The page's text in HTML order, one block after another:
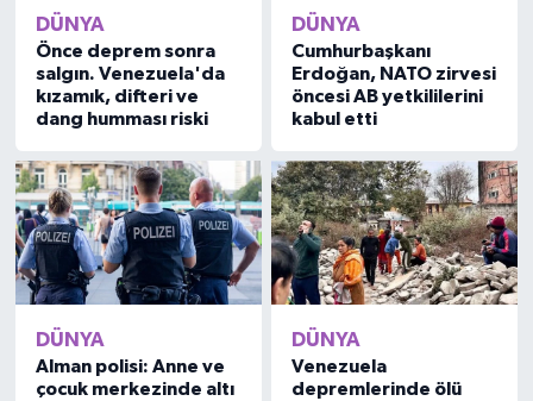
DÜNYA
Önce deprem sonra
salgın. Venezuela'da
kızamık, difteri ve
dang humması riski
DÜNYA
Cumhurbaşkanı
Erdoğan, NATO zirvesi
öncesi AB yetkililerini
kabul etti
DÜNYA
Alman polisi: Anne ve
çocuk merkezinde altı
DÜNYA
Venezuela
depremlerinde ölü